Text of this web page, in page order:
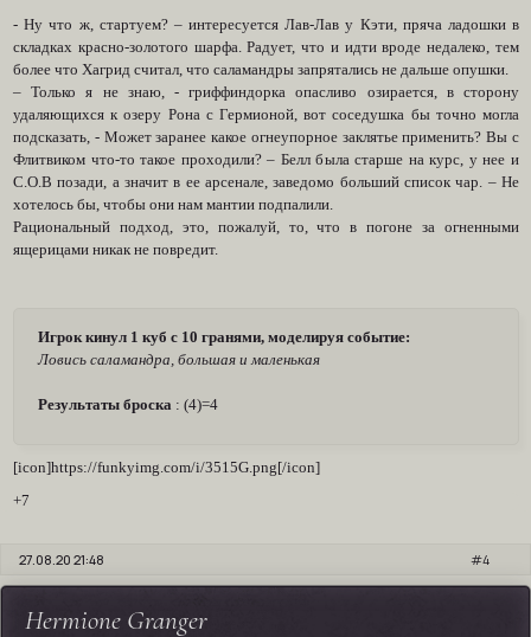
- Ну что ж, стартуем? – интересуется Лав-Лав у Кэти, пряча ладошки в
складках красно-золотого шарфа. Радует, что и идти вроде недалеко, тем
более что Хагрид считал, что саламандры запрятались не дальше опушки.
– Только я не знаю, - гриффиндорка опасливо озирается, в сторону
удаляющихся к озеру Рона с Гермионой, вот соседушка бы точно могла
подсказать, - Может заранее какое огнеупорное заклятье применить? Вы с
Флитвиком что-то такое проходили? – Белл была старше на курс, у нее и
С.О.В позади, а значит в ее арсенале, заведомо больший список чар. – Не
хотелось бы, чтобы они нам мантии подпалили.
Рациональный подход, это, пожалуй, то, что в погоне за огненными
ящерицами никак не повредит.
Игрок кинул 1 куб с 10 гранями, моделируя событие:
Ловись саламандра, большая и маленькая
Результаты броска : (4)=4
[icon]https://funkyimg.com/i/3515G.png[/icon]
+7
4
27.08.20 21:48
Hermione Granger